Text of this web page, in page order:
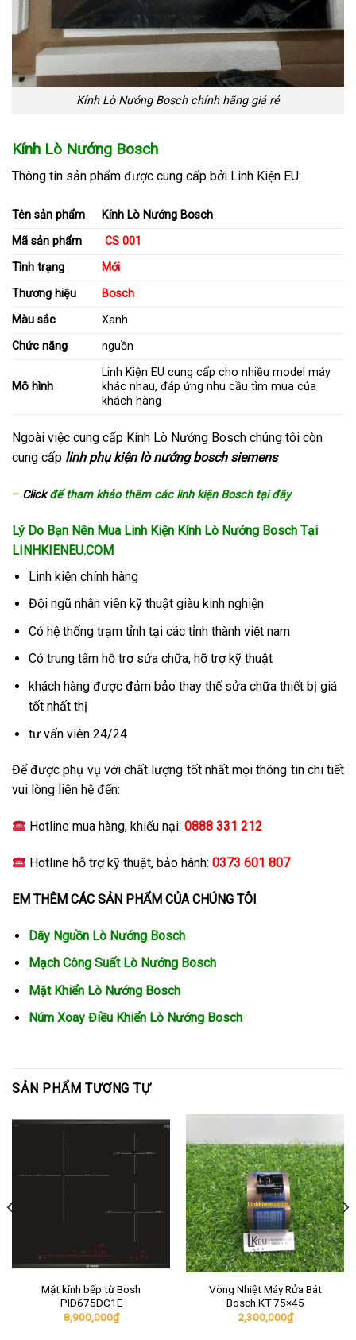
Kính Lò Nướng Bosch chính hãng giá rẻ
Kính Lò Nướng Bosch
Thông tin sản phẩm được cung cấp bởi Linh Kiện EU:
Tên sản phẩm
Kính Lò Nướng Bosch
Mã sản phẩm
CS 001
Tình trạng
Mới
Thương hiệu
Bosch
Màu sắc
Xanh
Chức năng
nguồn
Mô hình
Linh Kiện EU cung cấp cho nhiều model máy
khác nhau, đáp ứng nhu cầu tìm mua của
khách hàng
Ngoài việc cung cấp Kính Lò Nướng Bosch chúng tôi còn
cung cấp linh phụ kiện lò nướng bosch siemens
– Click để tham khảo thêm các linh kiện Bosch tại đây
Lý Do Bạn Nên Mua Linh Kiện Kính Lò Nướng Bosch Tại
LINHKIENEU.COM
Linh kiện chính hàng
Đội ngũ nhân viên kỹ thuật giàu kinh nghiện
Có hệ thống trạm tỉnh tại các tỉnh thành việt nam
Có trung tâm hỗ trợ sửa chữa, hỡ trợ kỹ thuật
khách hàng được đảm bảo thay thế sửa chữa thiết bị giá
tốt nhất thị
tư vấn viên 24/24
Để được phụ vụ với chất lượng tốt nhất mọi thông tin chi tiết
vui lòng liên hệ đến:
Hotline mua hàng, khiếu nại:0888 331 212
Hotline hỗ trợ kỹ thuật, bảo hành:0373 601 807
EM THÊM CÁC SẢN PHẨM CỦA CHÚNG TÔI
Dây Nguồn Lò Nướng Bosch
Mạch Công Suất Lò Nướng Bosch
Mặt Khiển Lò Nướng Bosch
Núm Xoay Điều Khiển Lò Nướng Bosch
SẢN PHẨM TƯƠNG TỰ
Mặt kính bếp từ Bosh
PID675DC1E
8,900,000₫
Vòng Nhiệt Máy Rửa Bát
Bosch KT 75×45
2,300,000₫